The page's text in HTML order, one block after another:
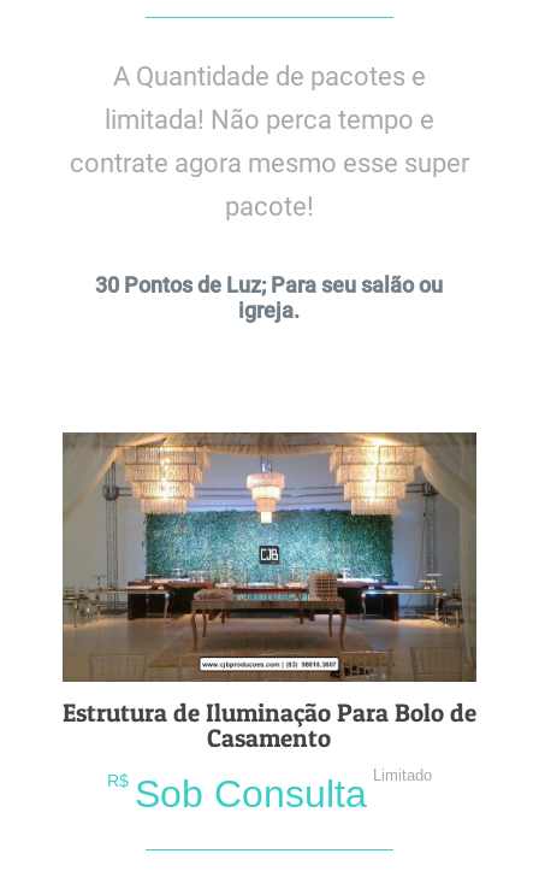
A Quantidade de pacotes e
limitada! Não perca tempo e
contrate agora mesmo esse super
pacote!
30 Pontos de Luz; Para seu salão ou
igreja.
Estrutura de Iluminação Para Bolo de
Casamento
R$ Sob Consulta Limitado